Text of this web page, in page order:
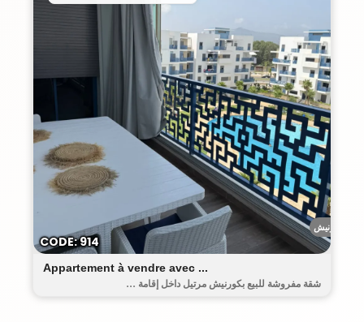
الكورنيش
Appartement à vendre avec ...
شقة مفروشة للبيع بكورنيش مرتيل داخل إقامة ...
CODE: 914